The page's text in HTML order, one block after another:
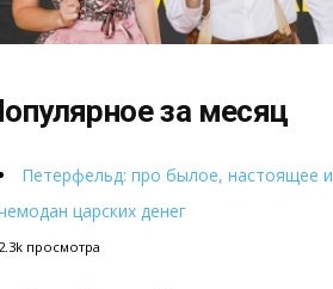
за месяц
Петерфельд: про былое, настоящее и
царских денег
просмотра